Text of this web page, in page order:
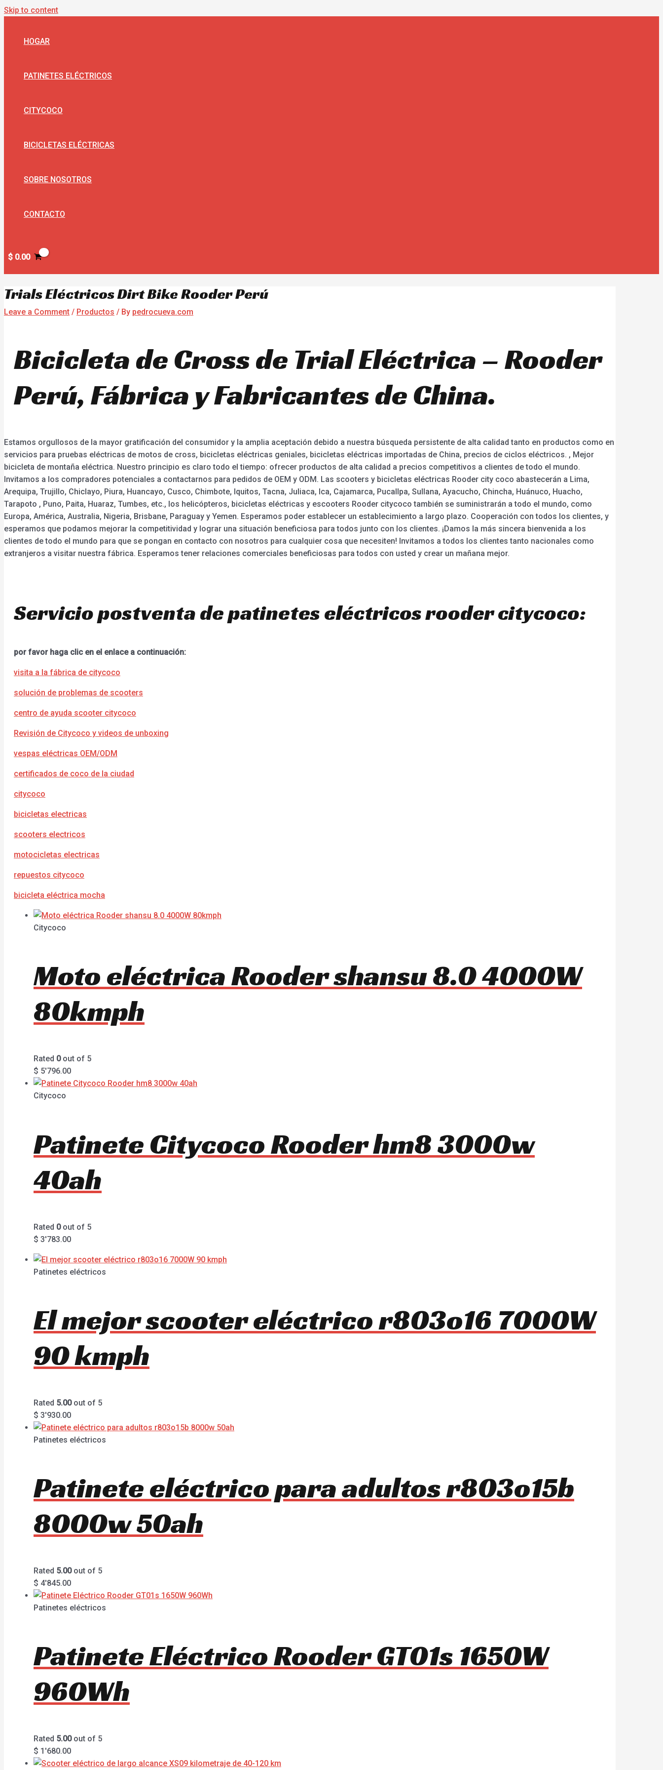
Skip to content
HOGAR
PATINETES ELÉCTRICOS
CITYCOCO
BICICLETAS ELÉCTRICAS
SOBRE NOSOTROS
CONTACTO
$ 0.00
Trials Eléctricos Dirt Bike Rooder Perú
Leave a Comment / Productos / By pedrocueva.com
Bicicleta de Cross de Trial Eléctrica – Rooder
Perú, Fábrica y Fabricantes de China.
Estamos orgullosos de la mayor gratificación del consumidor y la amplia aceptación debido a nuestra búsqueda persistente de alta calidad tanto en productos como en
servicios para pruebas eléctricas de motos de cross, bicicletas eléctricas geniales, bicicletas eléctricas importadas de China, precios de ciclos eléctricos. , Mejor
bicicleta de montaña eléctrica. Nuestro principio es claro todo el tiempo: ofrecer productos de alta calidad a precios competitivos a clientes de todo el mundo.
Invitamos a los compradores potenciales a contactarnos para pedidos de OEM y ODM. Las scooters y bicicletas eléctricas Rooder city coco abastecerán a Lima,
Arequipa, Trujillo, Chiclayo, Piura, Huancayo, Cusco, Chimbote, Iquitos, Tacna, Juliaca, Ica, Cajamarca, Pucallpa, Sullana, Ayacucho, Chincha, Huánuco, Huacho,
Tarapoto , Puno, Paita, Huaraz, Tumbes, etc., los helicópteros, bicicletas eléctricas y escooters Rooder citycoco también se suministrarán a todo el mundo, como
Europa, América, Australia, Nigeria, Brisbane, Paraguay y Yemen. Esperamos poder establecer un establecimiento a largo plazo. Cooperación con todos los clientes, y
esperamos que podamos mejorar la competitividad y lograr una situación beneficiosa para todos junto con los clientes. ¡Damos la más sincera bienvenida a los
clientes de todo el mundo para que se pongan en contacto con nosotros para cualquier cosa que necesiten! Invitamos a todos los clientes tanto nacionales como
extranjeros a visitar nuestra fábrica. Esperamos tener relaciones comerciales beneficiosas para todos con usted y crear un mañana mejor.
Servicio postventa de patinetes eléctricos rooder citycoco:
por favor haga clic en el enlace a continuación:
visita a la fábrica de citycoco
solución de problemas de scooters
centro de ayuda scooter citycoco
Revisión de Citycoco y videos de unboxing
vespas eléctricas OEM/ODM
certificados de coco de la ciudad
citycoco
bicicletas electricas
scooters electricos
motocicletas electricas
repuestos citycoco
bicicleta eléctrica mocha
Citycoco
Moto eléctrica Rooder shansu 8.0 4000W
80kmph
Rated 0out of 5
$ 5'796.00
Citycoco
Patinete Citycoco Rooder hm8 3000w
40ah
Rated 0out of 5
$ 3'783.00
Patinetes eléctricos
El mejor scooter eléctrico r803o16 7000W
90 kmph
Rated 5.00out of 5
$ 3'930.00
Patinetes eléctricos
Patinete eléctrico para adultos r803o15b
8000w 50ah
Rated 5.00out of 5
$ 4'845.00
Patinetes eléctricos
Patinete Eléctrico Rooder GT01s 1650W
960Wh
Rated 5.00out of 5
$ 1'680.00